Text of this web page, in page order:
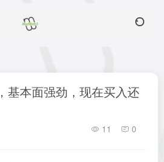
基本面强劲，现在买入还
11 0